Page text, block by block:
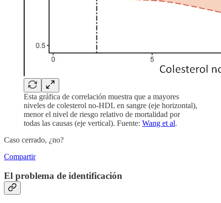
Esta gráfica de correlación muestra que a mayores
niveles de colesterol no-HDL en sangre (eje horizontal),
menor el nivel de riesgo relativo de mortalidad por
todas las causas (eje vertical). Fuente: Wang et al.
Caso cerrado, ¿no?
Compartir
El problema de identificación